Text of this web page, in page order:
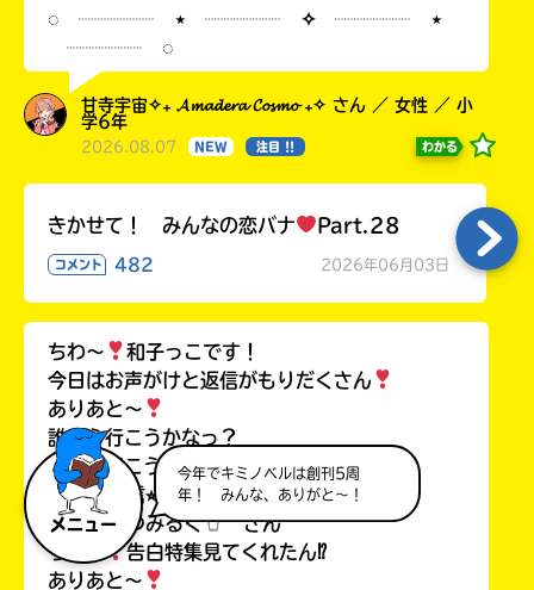
メニュー
今年でキミノベルは創刊5周
年！ みんな、ありがと～！
◌ ┈┈┈┈ ⋆ ┈┈┈┈ ✧ ┈┈┈┈ ⋆
┈┈┈┈ ◌
甘寺宇宙✧₊ 𝓐𝓶𝓪𝓭𝓮𝓻𝓪 𝓒𝓸𝓼𝓶𝓸 ₊✧ さん ／ 女性 ／ 小
学6年
2026.08.07 NEW 注目 !! わかる
きかせて！ みんなの恋バナ Part.28
コメント 482 2026年06月03日
ちわ〜
和子っこです！
今日はお声がけと返信がもりだくさん
ありあと〜
誰から行こうかなっ？
上から行こう。うん。
♡⭐︎〜⭐︎返信⭐︎〜⭐︎♡
ここなつみるく
さん
ちわ〜
告白特集見てくれたん⁉︎
ありあと〜